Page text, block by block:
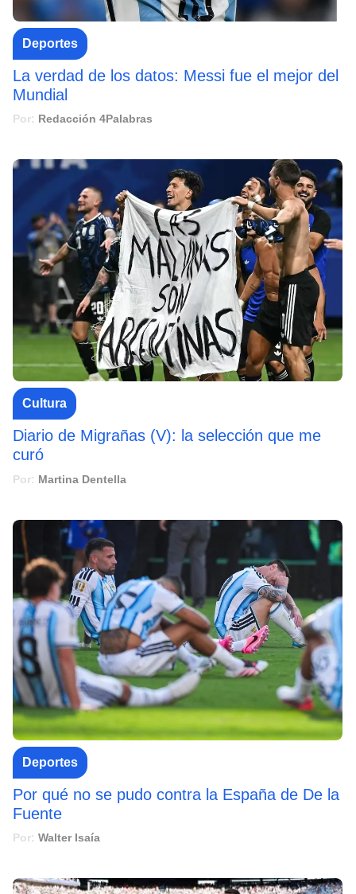
Deportes
La verdad de los datos: Messi fue el mejor del
Mundial
Por: Redacción 4Palabras
Cultura
Diario de Migrañas (V): la selección que me
curó
Por: Martina Dentella
Deportes
Por qué no se pudo contra la España de De la
Fuente
Por: Walter Isaía